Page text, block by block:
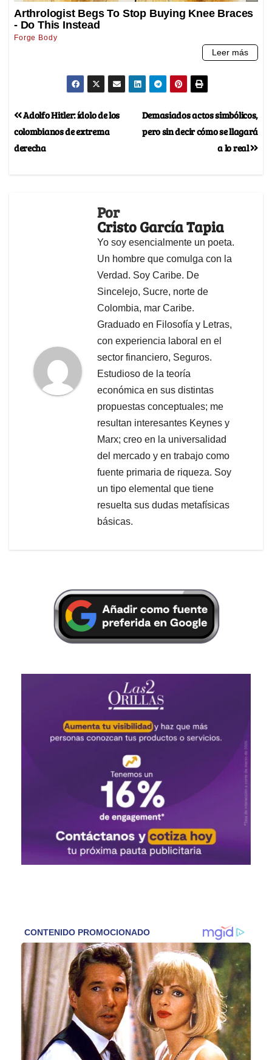
Demasiados actos simbólicos,
pero sin decir cómo se llagará
a lo real
Adolfo Hitler: ídolo de los
colombianos de extrema
derecha
Por
Cristo García Tapia
Yo soy esencialmente un poeta.
Un hombre que comulga con la
Verdad. Soy Caribe. De
Sincelejo, Sucre, norte de
Colombia, mar Caribe.
Graduado en Filosofía y Letras,
con experiencia laboral en el
sector financiero, Seguros.
Estudioso de la teoría
económica en sus distintas
propuestas conceptuales; me
resultan interesantes Keynes y
Marx; creo en la universalidad
del mercado y en trabajo como
fuente primaria de riqueza. Soy
un tipo elemental que tiene
resuelta sus dudas metafísicas
básicas.